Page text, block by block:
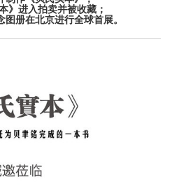
》进入拍卖并被收藏；
册在北京进行全球首展。